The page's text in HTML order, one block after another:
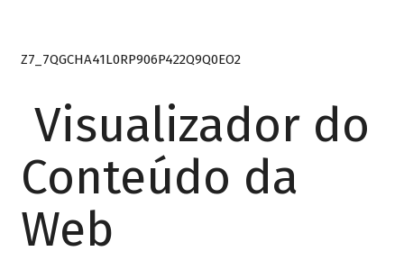
Z7_7QGCHA41L0RP906P422Q9Q0EO2
Visualizador do
Conteúdo da
Web